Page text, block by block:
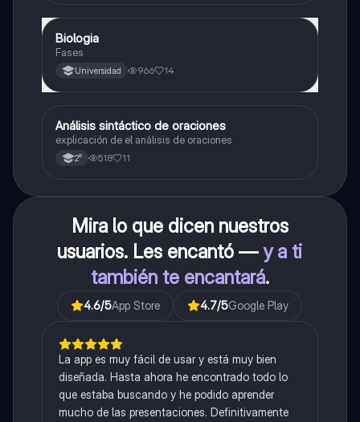
Biología
Biologia
Fases
Universidad 966 14
Lengua
Análisis sintáctico de oraciones
explicación de el análisis de oraciones
2° 518 11
Mira lo que dicen nuestros
usuarios. Les encantó —y a ti
también te encantará.
4.6/5App Store 4.7/5Google Play
La app es muy fácil de usar y está muy bien
diseñada. Hasta ahora he encontrado todo lo
que estaba buscando y he podido aprender
mucho de las presentaciones. Definitivamente